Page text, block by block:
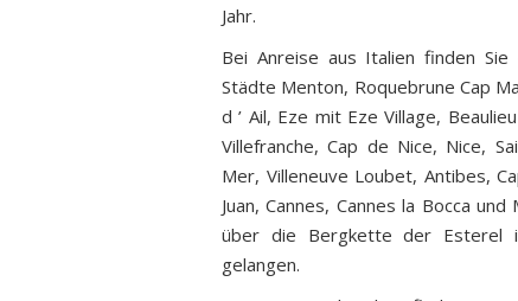
Jahr.
Bei Anreise aus Italien finden
Städte Menton, Roquebrune Cap
d ’ Ail, Eze mit Eze Village,
Villefranche, Cap de Nice, Nice,
Mer, Villeneuve Loubet, Antibes,
Juan, Cannes, Cannes la Bocca
über die Bergkette der Esterel
gelangen.